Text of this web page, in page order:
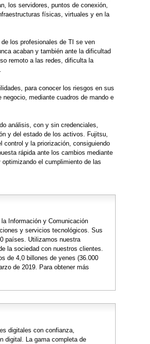
los servidores, puntos de conexión,
físicas, virtuales y en la
los profesionales de TI se ven
acaban y también ante la dificultad
remoto a las redes, dificulta la
para conocer los riesgos en sus
mediante cuadros de mando e
análisis, con y sin credenciales,
y del estado de los activos. Fujitsu,
control y la priorización, consiguiendo
rápida ante los cambios mediante
el cumplimiento de las
Información y Comunicación
y servicios tecnológicos. Sus
países. Utilizamos nuestra
la sociedad con nuestros clientes.
de 4,0 billones de yenes (36.000
de 2019. Para obtener más
digitales con confianza,
digital. La gama completa de